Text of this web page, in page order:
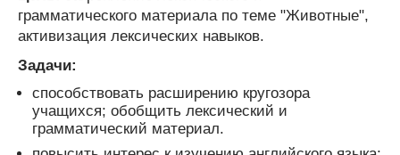
грамматического материала по теме "Животные",
активизация лексических навыков.
Задачи:
способствовать расширению кругозора
учащихся; обобщить лексический и
грамматический материал.